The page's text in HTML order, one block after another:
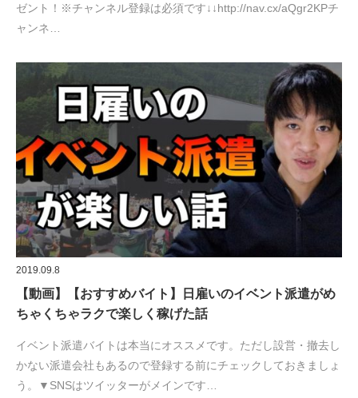
ゼント！※チャンネル登録は必須です↓↓http://nav.cx/aQgr2KPチ
ャンネ…
2019.09.8
【動画】【おすすめバイト】日雇いのイベント派遣がめ
ちゃくちゃラクで楽しく稼げた話
イベント派遣バイトは本当にオススメです。ただし設営・撤去し
かない派遣会社もあるので登録する前にチェックしておきましょ
う。▼SNSはツイッターがメインです…